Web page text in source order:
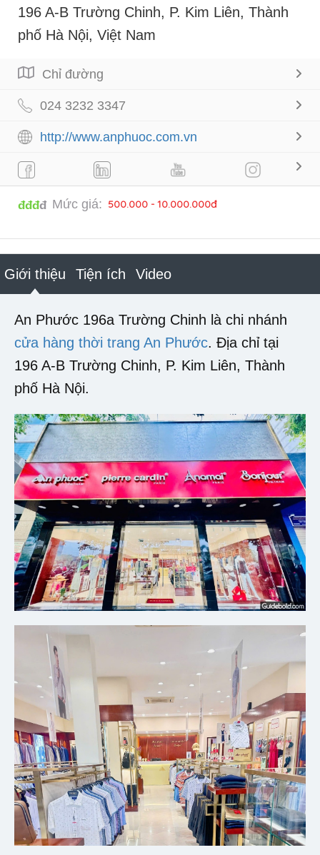
196 A-B Trường Chinh, P. Kim Liên, Thành
phố Hà Nội, Việt Nam
Chỉ đường
024 3232 3347
http://www.anphuoc.com.vn
đđđđ Mức giá: 500.000 - 10.000.000đ
Giới thiệu Tiện ích Video
An Phước 196a Trường Chinh là chi nhánh
cửa hàng thời trang An Phước. Địa chỉ tại
196 A-B Trường Chinh, P. Kim Liên, Thành
phố Hà Nội.